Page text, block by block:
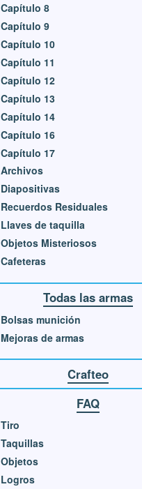
Capítulo 8
Capítulo 9
Capítulo 10
Capítulo 11
Capítulo 12
Capítulo 13
Capítulo 14
Capítulo 16
Capítulo 17
Archivos
Diapositivas
Recuerdos Residuales
Llaves de taquilla
Objetos Misteriosos
Cafeteras
Todas las armas
Bolsas munición
Mejoras de armas
Crafteo
FAQ
Tiro
Taquillas
Objetos
Logros